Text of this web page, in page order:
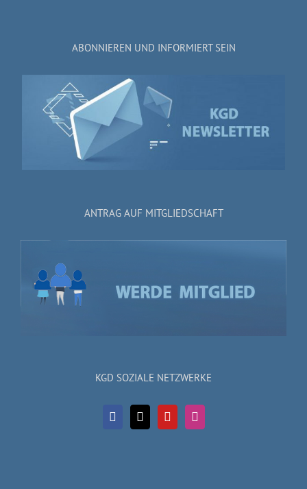
ABONNIEREN UND INFORMIERT SEIN
ANTRAG AUF MITGLIEDSCHAFT
KGD SOZIALE NETZWERKE